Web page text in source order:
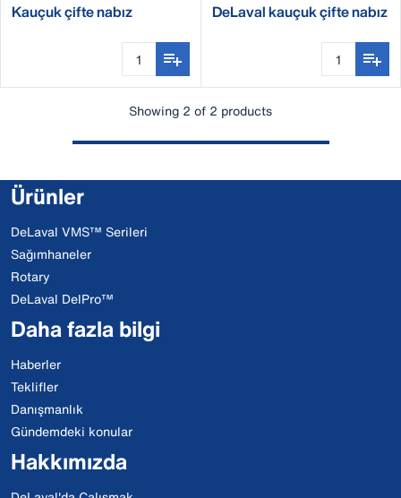
Kauçuk çifte nabız DeLaval kauçuk çifte nabız
Showing 2 of 2 products
Ürünler
DeLaval VMS™ Serileri
Sağımhaneler
Rotary
DeLaval DelPro™
Daha fazla bilgi
Haberler
Teklifler
Danışmanlık
Gündemdeki konular
Hakkımızda